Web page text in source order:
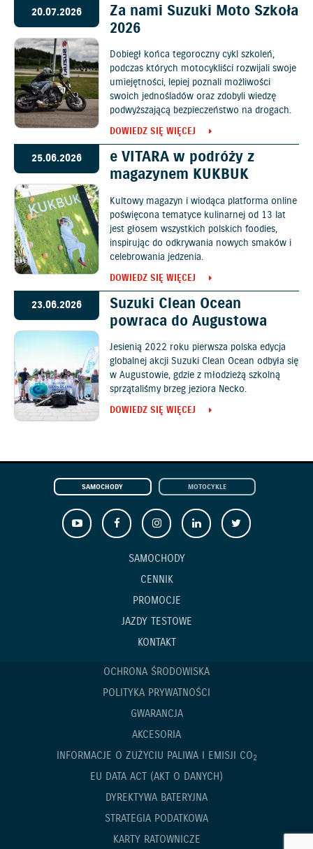
20.07.2026
Za nami Suzuki Moto Szkoła
2026
Dobiegł końca tegoroczny cykl szkoleń,
podczas których motocykliści rozwijali swoje
umiejętności, lepiej poznali możliwości
swoich jednośladów oraz zdobyli wiedzę
podwyższającą bezpieczeństwo na drogach.
DOWIEDZ SIĘ WIĘCEJ
25.06.2026
e VITARA w podróży z
magazynem KUKBUK
Kultowy magazyn i wiodąca platforma online
poświęcona tematyce kulinarnej od 13 lat
jest głosem wszystkich polskich foodies,
inspirując do odkrywania nowych smaków i
celebrowania jedzenia.
DOWIEDZ SIĘ WIĘCEJ
23.06.2026
Suzuki Clean Ocean
powraca do Augustowa
Jesienią 2022 roku pierwsza polska edycja
globalnej akcji Suzuki Clean Ocean odbyła się
w Augustowie, gdzie z młodzieżą szkolną
sprzątaliśmy brzeg jeziora Necko.
DOWIEDZ SIĘ WIĘCEJ
SAMOCHODY MOTOCYKLE
SAMOCHODY
CENNIK
PROMOCJE
JAZDY TESTOWE
KONTAKT
OCHRONA ŚRODOWISKA
POLITYKA PRYWATNOŚCI
GWARANCJA
AKCESORIA
INFORMACJE O ZUŻYCIU PALIWA I EMISJI CO2
EU DATA ACT (AKT O DANYCH)
DYREKTYWA BATERYJNA
STRATEGIA PODATKOWA
KARTY RATOWNICZE